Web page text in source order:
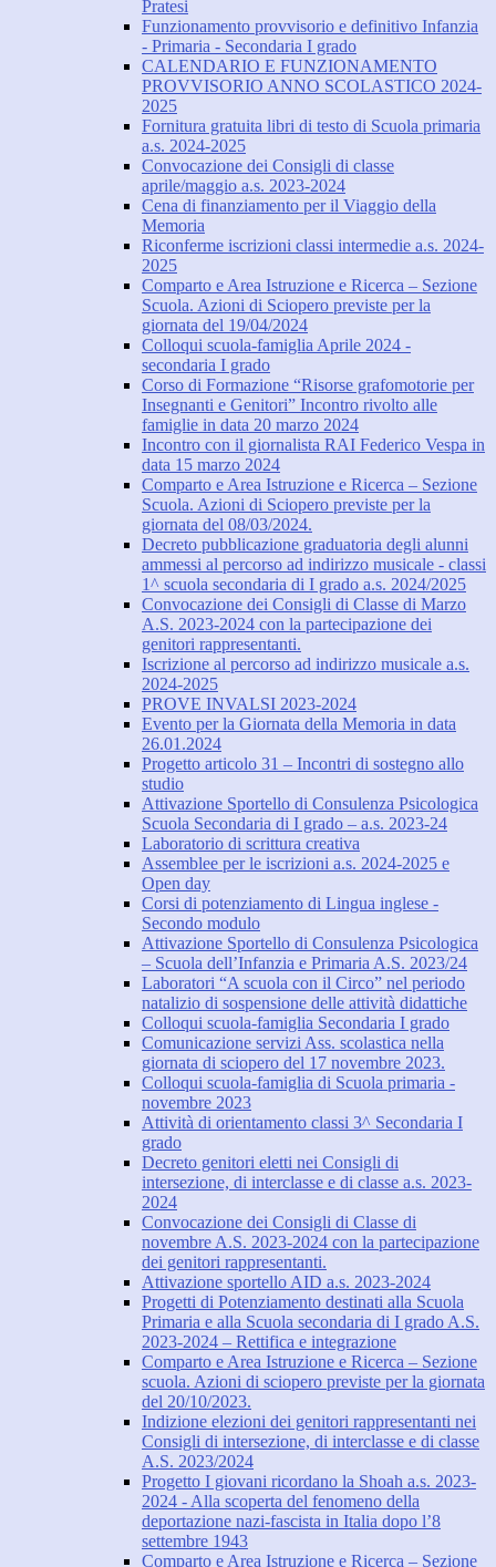
Pratesi
Funzionamento provvisorio e definitivo Infanzia
- Primaria - Secondaria I grado
CALENDARIO E FUNZIONAMENTO
PROVVISORIO ANNO SCOLASTICO 2024-
2025
Fornitura gratuita libri di testo di Scuola primaria
a.s. 2024-2025
Convocazione dei Consigli di classe
aprile/maggio a.s. 2023-2024
Cena di finanziamento per il Viaggio della
Memoria
Riconferme iscrizioni classi intermedie a.s. 2024-
2025
Comparto e Area Istruzione e Ricerca – Sezione
Scuola. Azioni di Sciopero previste per la
giornata del 19/04/2024
Colloqui scuola-famiglia Aprile 2024 -
secondaria I grado
Corso di Formazione “Risorse grafomotorie per
Insegnanti e Genitori” Incontro rivolto alle
famiglie in data 20 marzo 2024
Incontro con il giornalista RAI Federico Vespa in
data 15 marzo 2024
Comparto e Area Istruzione e Ricerca – Sezione
Scuola. Azioni di Sciopero previste per la
giornata del 08/03/2024.
Decreto pubblicazione graduatoria degli alunni
ammessi al percorso ad indirizzo musicale - classi
1^ scuola secondaria di I grado a.s. 2024/2025
Convocazione dei Consigli di Classe di Marzo
A.S. 2023-2024 con la partecipazione dei
genitori rappresentanti.
Iscrizione al percorso ad indirizzo musicale a.s.
2024-2025
PROVE INVALSI 2023-2024
Evento per la Giornata della Memoria in data
26.01.2024
Progetto articolo 31 – Incontri di sostegno allo
studio
Attivazione Sportello di Consulenza Psicologica
Scuola Secondaria di I grado – a.s. 2023-24
Laboratorio di scrittura creativa
Assemblee per le iscrizioni a.s. 2024-2025 e
Open day
Corsi di potenziamento di Lingua inglese -
Secondo modulo
Attivazione Sportello di Consulenza Psicologica
– Scuola dell’Infanzia e Primaria A.S. 2023/24
Laboratori “A scuola con il Circo” nel periodo
natalizio di sospensione delle attività didattiche
Colloqui scuola-famiglia Secondaria I grado
Comunicazione servizi Ass. scolastica nella
giornata di sciopero del 17 novembre 2023.
Colloqui scuola-famiglia di Scuola primaria -
novembre 2023
Attività di orientamento classi 3^ Secondaria I
grado
Decreto genitori eletti nei Consigli di
intersezione, di interclasse e di classe a.s. 2023-
2024
Convocazione dei Consigli di Classe di
novembre A.S. 2023-2024 con la partecipazione
dei genitori rappresentanti.
Attivazione sportello AID a.s. 2023-2024
Progetti di Potenziamento destinati alla Scuola
Primaria e alla Scuola secondaria di I grado A.S.
2023-2024 – Rettifica e integrazione
Comparto e Area Istruzione e Ricerca – Sezione
scuola. Azioni di sciopero previste per la giornata
del 20/10/2023.
Indizione elezioni dei genitori rappresentanti nei
Consigli di intersezione, di interclasse e di classe
A.S. 2023/2024
Progetto I giovani ricordano la Shoah a.s. 2023-
2024 - Alla scoperta del fenomeno della
deportazione nazi-fascista in Italia dopo l’8
settembre 1943
Comparto e Area Istruzione e Ricerca – Sezione